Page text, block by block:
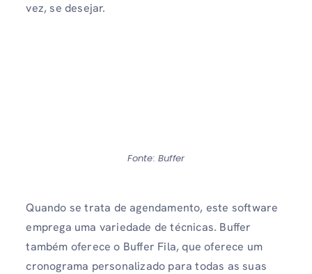
vez, se desejar.
Fonte: Buffer
Quando se trata de agendamento, este software
emprega uma variedade de técnicas. Buffer
também oferece o Buffer Fila, que oferece um
cronograma personalizado para todas as suas